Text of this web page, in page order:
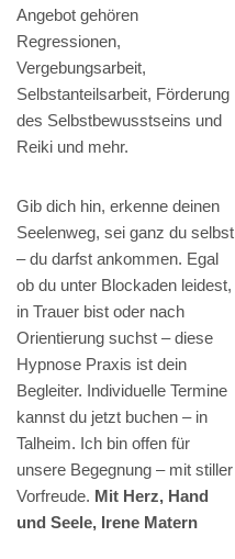
Angebot gehören
Regressionen,
Vergebungsarbeit,
Selbstanteilsarbeit, Förderung
des Selbstbewusstseins und
Reiki und mehr.
Gib dich hin, erkenne deinen
Seelenweg, sei ganz du selbst
– du darfst ankommen. Egal
ob du unter Blockaden leidest,
in Trauer bist oder nach
Orientierung suchst – diese
Hypnose Praxis ist dein
Begleiter. Individuelle Termine
kannst du jetzt buchen – in
Talheim. Ich bin offen für
unsere Begegnung – mit stiller
Vorfreude. Mit Herz, Hand
und Seele, Irene Matern